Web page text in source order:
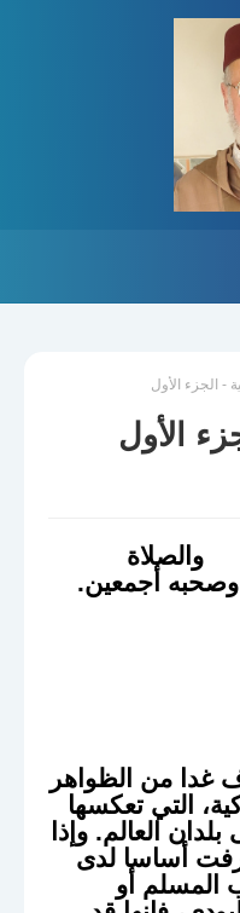
- الجزء الأول
الأول
والصلاة
أجمعين.
غدا من الظواهر
التي تعكسها
العالم. وإذا
أساسا لدى
المسلم أو